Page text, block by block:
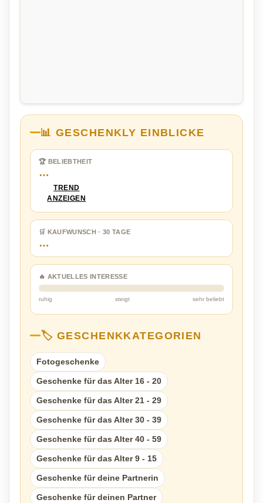
📊 GESCHENKLY EINBLICKE
🏆 BELIEBTHEIT
…
TREND
ANZEIGEN
🛒 KAUFWUNSCH · 30 TAGE
…
🔥 AKTUELLES INTERESSE
ruhig steigt sehr beliebt
🏷️ GESCHENKKATEGORIEN
Fotogeschenke
Geschenke für das Alter 16 - 20
Geschenke für das Alter 21 - 29
Geschenke für das Alter 30 - 39
Geschenke für das Alter 40 - 59
Geschenke für das Alter 9 - 15
Geschenke für deine Partnerin
Geschenke für deinen Partner